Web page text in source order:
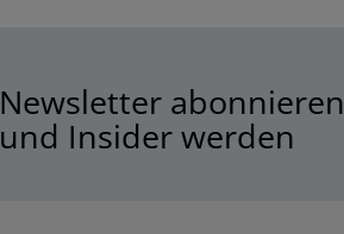
Newsletter abonnieren
und Insider werden